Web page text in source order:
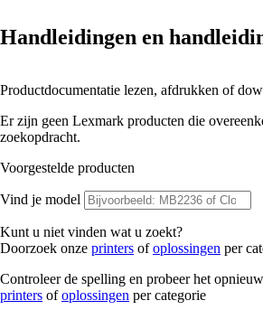
Handleidingen en
Productdocumentatie lezen, afdrukken of
Er zijn geen Lexmark producten die
zoekopdracht.
Voorgestelde producten
Vind je model
Kunt u niet vinden wat u zoekt?
Doorzoek onze printers ofoplossingen per
Controleer de spelling en probeer het
printers ofoplossingen per categorie